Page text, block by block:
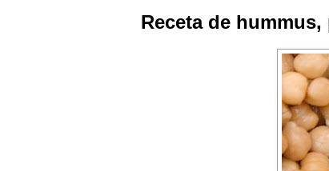
Receta de